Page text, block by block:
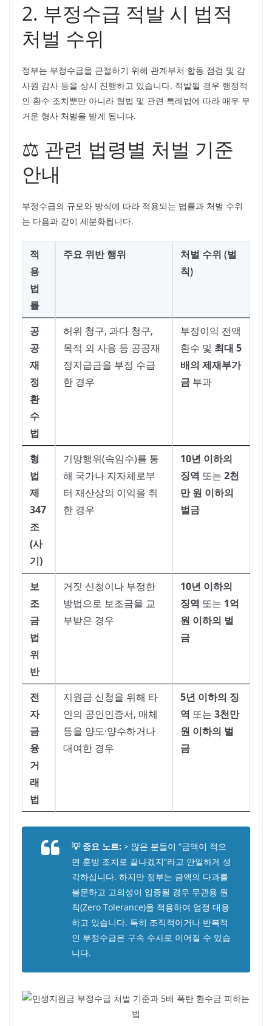
2. 부정수급 적발 시 법적
처벌 수위
정부는 부정수급을 근절하기 위해 관계부처 합동 점검 및 감
사원 감사 등을 상시 진행하고 있습니다. 적발될 경우 행정적
인 환수 조치뿐만 아니라 형법 및 관련 특례법에 따라 매우 무
거운 형사 처벌을 받게 됩니다.
⚖️ 관련 법령별 처벌 기준
안내
부정수급의 규모와 방식에 따라 적용되는 법률과 처벌 수위
는 다음과 같이 세분화됩니다.
적
용
법
률
주요 위반 행위
처벌 수위 (벌
칙)
공
공
재
정
환
수
법
허위 청구, 과다 청구,
목적 외 사용 등 공공재
정지급금을 부정 수급
한 경우
부정이익 전액
환수 및 최대 5
배의 제재부가
금 부과
형
법
제
347
조
(사
기)
기망행위(속임수)를 통
해 국가나 지자체로부
터 재산상의 이익을 취
한 경우
10년 이하의
징역 또는 2천
만 원 이하의
벌금
보
조
금
법
위
반
거짓 신청이나 부정한
방법으로 보조금을 교
부받은 경우
10년 이하의
징역 또는 1억
원 이하의 벌
금
전
자
금
융
거
래
법
지원금 신청을 위해 타
인의 공인인증서, 매체
등을 양도·양수하거나
대여한 경우
5년 이하의 징
역 또는 3천만
원 이하의 벌
금
💡 중요 노트: > 많은 분들이 “금액이 적으
면 훈방 조치로 끝나겠지”라고 안일하게 생
각하십니다. 하지만 정부는 금액의 다과를
불문하고 고의성이 입증될 경우 무관용 원
칙(Zero Tolerance)을 적용하여 엄정 대응
하고 있습니다. 특히 조직적이거나 반복적
인 부정수급은 구속 수사로 이어질 수 있습
니다.